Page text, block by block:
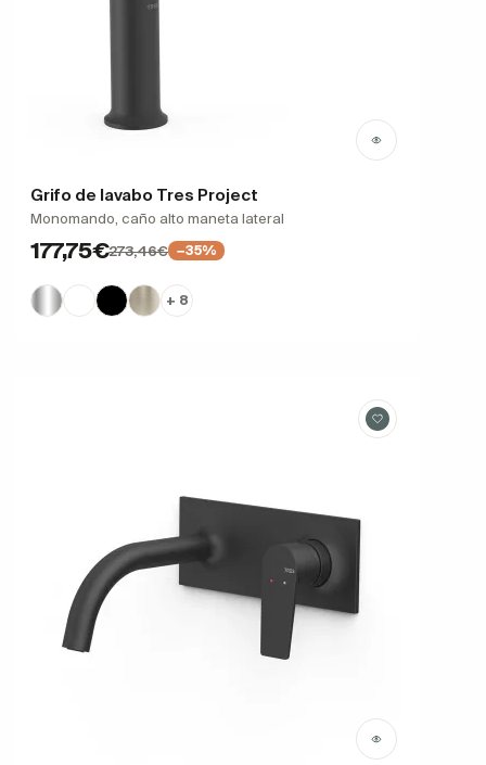
Grifo de lavabo Tres Project
Monomando, caño alto maneta lateral
177,75€273,46€ −35%
+ 8